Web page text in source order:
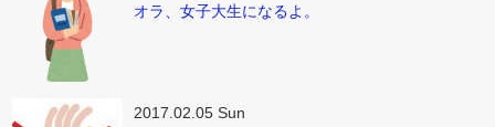
オラ、女子大生になるよ。
2017.02.05 Sun